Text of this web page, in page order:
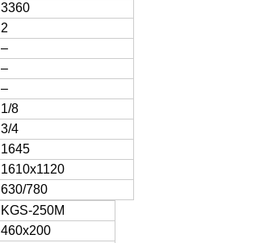
3360
2
–
–
–
1/8
3/4
1645
1610x1120
630/780
KGS-250M
460x200